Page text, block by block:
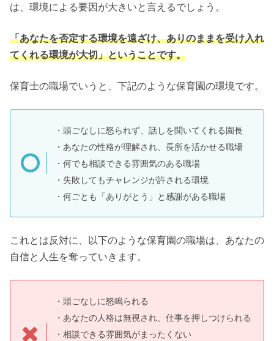
は、環境による要因が大きいと言えるでしょう。
「あなたを否定する環境を遠ざけ、ありのままを受け入れ
てくれる環境が大切」ということです。
保育士の職場でいうと、下記のような保育園の環境です。
・頭ごなしに怒られず、話しを聞いてくれる園長
・あなたの性格が理解され、長所を活かせる職場
・何でも相談できる雰囲気のある職場
・失敗してもチャレンジが許される環境
・何ごとも「ありがとう」と感謝がある職場
これとは反対に、以下のような保育園の職場は、あなたの
自信と人生を奪っていきます。
・頭ごなしに怒鳴られる
・あなたの人格は無視され、仕事を押しつけられる
・相談できる雰囲気がまったくない